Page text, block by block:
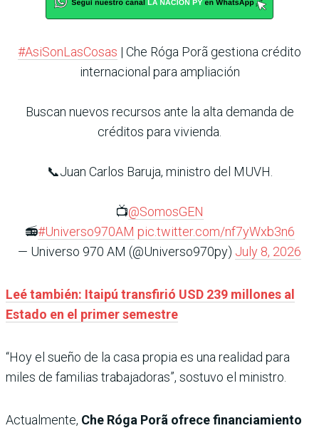
#AsiSonLasCosas | Che Róga Porã gestiona crédito
internacional para ampliación
Buscan nuevos recursos ante la alta demanda de
créditos para vivienda.
📞Juan Carlos Baruja, ministro del MUVH.
📺@SomosGEN
📻#Universo970AM pic.twitter.com/nf7yWxb3n6
— Universo 970 AM (@Universo970py) July 8, 2026
Leé también: Itaipú transfirió USD 239 millones al
Estado en el primer semestre
“Hoy el sueño de la casa propia es una realidad para
miles de familias trabajadoras”, sostuvo el ministro.
Actualmente, Che Róga Porã ofrece financiamiento